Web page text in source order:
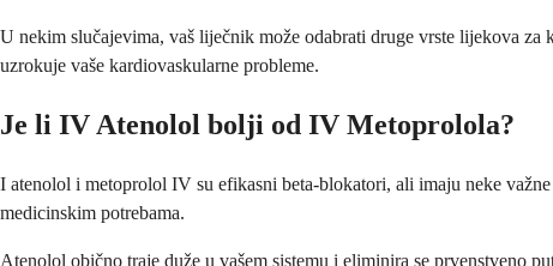
U nekim slučajevima, vaš liječnik može odabrati druge vrste lijekova
uzrokuje vaše kardiovaskularne probleme.
Je li IV Atenolol bolji od IV Metoprolola?
I atenolol i metoprolol IV su efikasni beta-blokatori, ali imaju neke
medicinskim potrebama.
Atenolol obično traje duže u vašem sistemu i eliminira se prvenstveno